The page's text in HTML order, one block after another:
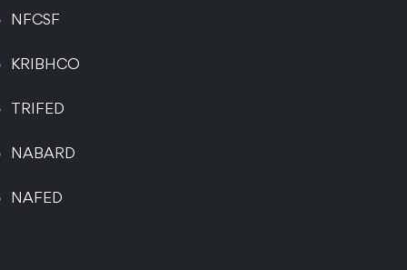
NFCSF
KRIBHCO
TRIFED
NABARD
NAFED